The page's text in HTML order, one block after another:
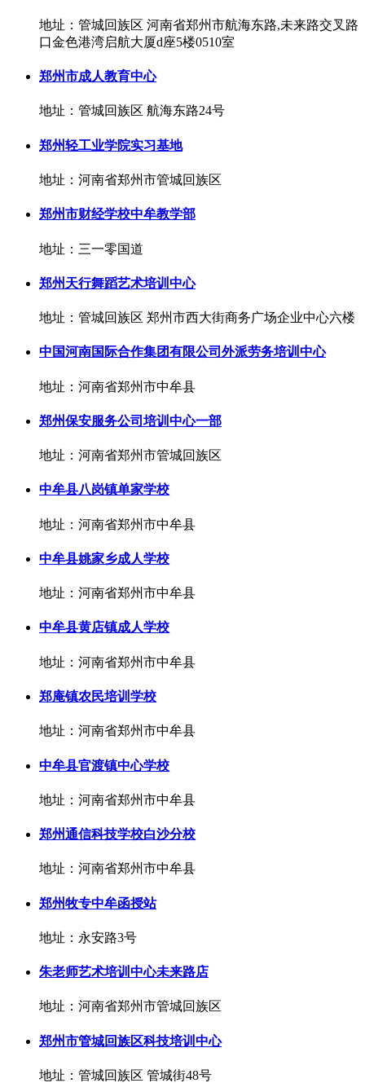
地址：管城回族区 河南省郑州市航海东路,未来路交叉路
口金色港湾启航大厦d座5楼0510室
郑州市成人教育中心
地址：管城回族区 航海东路24号
郑州轻工业学院实习基地
地址：河南省郑州市管城回族区
郑州市财经学校中牟教学部
地址：三一零国道
郑州天行舞蹈艺术培训中心
地址：管城回族区 郑州市西大街商务广场企业中心六楼
中国河南国际合作集团有限公司外派劳务培训中心
地址：河南省郑州市中牟县
郑州保安服务公司培训中心一部
地址：河南省郑州市管城回族区
中牟县八岗镇单家学校
地址：河南省郑州市中牟县
中牟县姚家乡成人学校
地址：河南省郑州市中牟县
中牟县黄店镇成人学校
地址：河南省郑州市中牟县
郑庵镇农民培训学校
地址：河南省郑州市中牟县
中牟县官渡镇中心学校
地址：河南省郑州市中牟县
郑州通信科技学校白沙分校
地址：河南省郑州市中牟县
郑州牧专中牟函授站
地址：永安路3号
朱老师艺术培训中心未来路店
地址：河南省郑州市管城回族区
郑州市管城回族区科技培训中心
地址：管城回族区 管城街48号